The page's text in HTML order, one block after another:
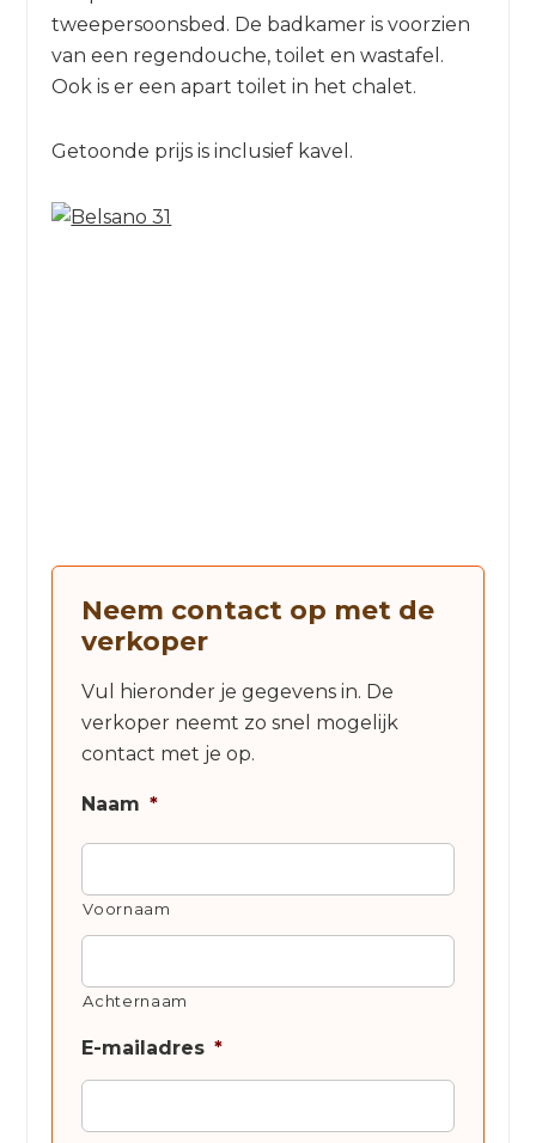
tweepersoonsbed. De badkamer is voorzien
van een regendouche, toilet en wastafel.
Ook is er een apart toilet in het chalet.
Getoonde prijs is inclusief kavel.
Neem contact op met de
verkoper
Vul hieronder je gegevens in. De
verkoper neemt zo snel mogelijk
contact met je op.
Naam *
Voornaam
Achternaam
E-mailadres *